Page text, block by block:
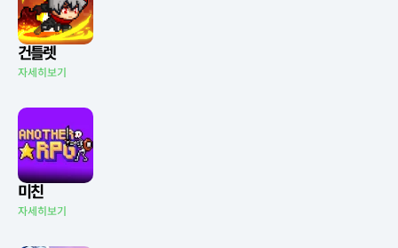
건틀렛
자세히보기
미친
자세히보기